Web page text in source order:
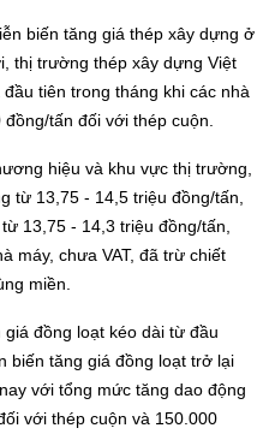
biến tăng giá thép xây dựng ở
thị trường thép xây dựng Việt
tiên trong tháng khi các nhà
tấn đối với thép cuộn.
hiệu và khu vực thị trường,
từ 13,75 - 14,5 triệu đồng/tấn,
13,75 - 14,3 triệu đồng/tấn,
máy, chưa VAT, đã trừ chiết
miền.
đồng loạt kéo dài từ đầu
biến tăng giá đồng loạt trở lại
với tổng mức tăng dao động
với thép cuộn và 150.000